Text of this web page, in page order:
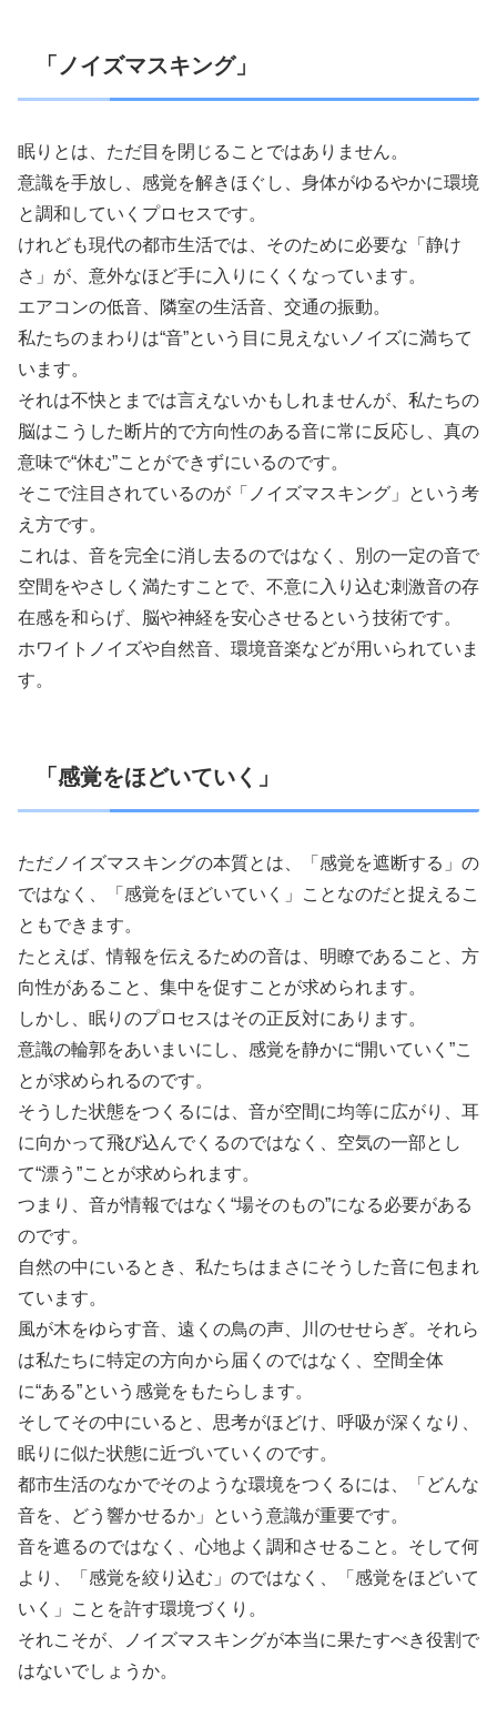
「ノイズマスキング」
眠りとは、ただ目を閉じることではありません。
意識を手放し、感覚を解きほぐし、身体がゆるやかに環境
と調和していくプロセスです。
けれども現代の都市生活では、そのために必要な「静け
さ」が、意外なほど手に入りにくくなっています。
エアコンの低音、隣室の生活音、交通の振動。
私たちのまわりは“音”という目に見えないノイズに満ちて
います。
それは不快とまでは言えないかもしれませんが、私たちの
脳はこうした断片的で方向性のある音に常に反応し、真の
意味で“休む”ことができずにいるのです。
そこで注目されているのが「ノイズマスキング」という考
え方です。
これは、音を完全に消し去るのではなく、別の一定の音で
空間をやさしく満たすことで、不意に入り込む刺激音の存
在感を和らげ、脳や神経を安心させるという技術です。
ホワイトノイズや自然音、環境音楽などが用いられていま
す。
「感覚をほどいていく」
ただノイズマスキングの本質とは、「感覚を遮断する」の
ではなく、「感覚をほどいていく」ことなのだと捉えるこ
ともできます。
たとえば、情報を伝えるための音は、明瞭であること、方
向性があること、集中を促すことが求められます。
しかし、眠りのプロセスはその正反対にあります。
意識の輪郭をあいまいにし、感覚を静かに“開いていく”こ
とが求められるのです。
そうした状態をつくるには、音が空間に均等に広がり、耳
に向かって飛び込んでくるのではなく、空気の一部とし
て“漂う”ことが求められます。
つまり、音が情報ではなく“場そのもの”になる必要がある
のです。
自然の中にいるとき、私たちはまさにそうした音に包まれ
ています。
風が木をゆらす音、遠くの鳥の声、川のせせらぎ。それら
は私たちに特定の方向から届くのではなく、空間全体
に“ある”という感覚をもたらします。
そしてその中にいると、思考がほどけ、呼吸が深くなり、
眠りに似た状態に近づいていくのです。
都市生活のなかでそのような環境をつくるには、「どんな
音を、どう響かせるか」という意識が重要です。
音を遮るのではなく、心地よく調和させること。そして何
より、「感覚を絞り込む」のではなく、「感覚をほどいて
いく」ことを許す環境づくり。
それこそが、ノイズマスキングが本当に果たすべき役割で
はないでしょうか。